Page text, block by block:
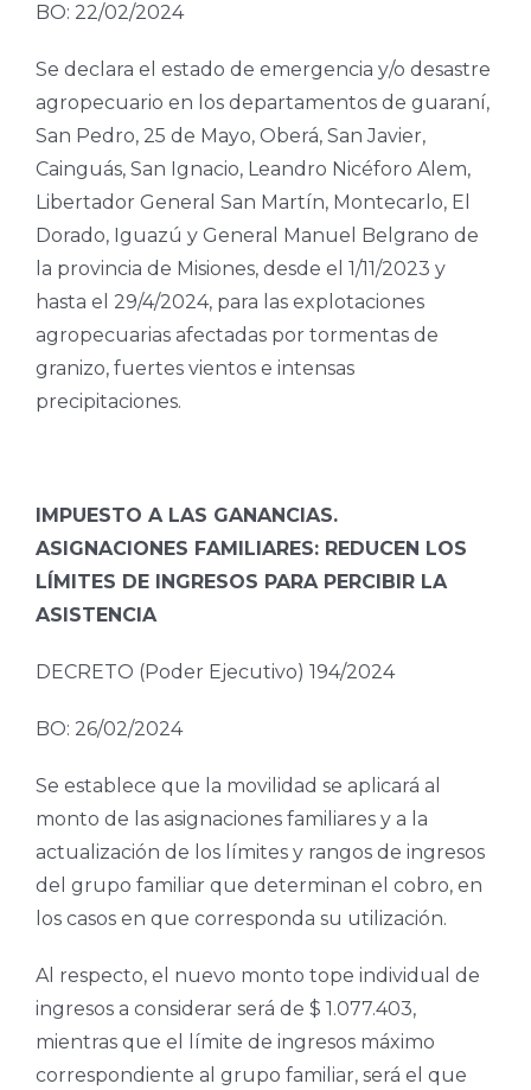
BO: 22/02/2024
Se declara el estado de emergencia y/o desastre
agropecuario en los departamentos de guaraní,
San Pedro, 25 de Mayo, Oberá, San Javier,
Cainguás, San Ignacio, Leandro Nicéforo Alem,
Libertador General San Martín, Montecarlo, El
Dorado, Iguazú y General Manuel Belgrano de
la provincia de Misiones, desde el 1/11/2023 y
hasta el 29/4/2024, para las explotaciones
agropecuarias afectadas por tormentas de
granizo, fuertes vientos e intensas
precipitaciones.
IMPUESTO A LAS GANANCIAS.
ASIGNACIONES FAMILIARES: REDUCEN LOS
LÍMITES DE INGRESOS PARA PERCIBIR LA
ASISTENCIA
DECRETO (Poder Ejecutivo) 194/2024
BO: 26/02/2024
Se establece que la movilidad se aplicará al
monto de las asignaciones familiares y a la
actualización de los límites y rangos de ingresos
del grupo familiar que determinan el cobro, en
los casos en que corresponda su utilización.
Al respecto, el nuevo monto tope individual de
ingresos a considerar será de $ 1.077.403,
mientras que el límite de ingresos máximo
correspondiente al grupo familiar, será el que